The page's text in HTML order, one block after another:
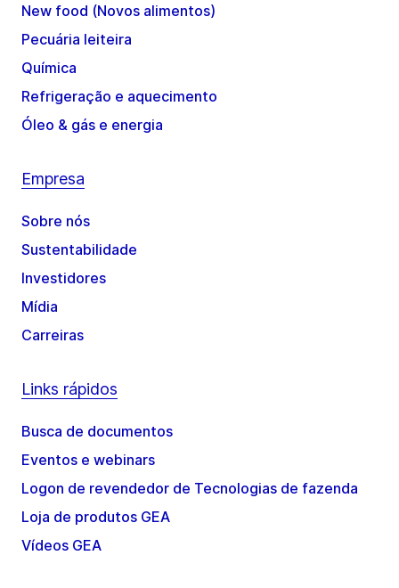
New food (Novos alimentos)
Pecuária leiteira
Química
Refrigeração e aquecimento
Óleo & gás e energia
Empresa
Sobre nós
Sustentabilidade
Investidores
Mídia
Carreiras
Links rápidos
Busca de documentos
Eventos e webinars
Logon de revendedor de Tecnologias de fazenda
Loja de produtos GEA
Vídeos GEA